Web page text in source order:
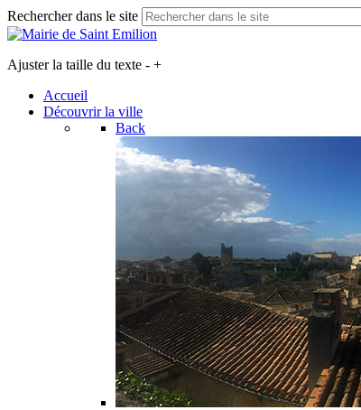
Rechercher dans le site
Ajuster la taille du texte - +
Accueil
Découvrir la ville
Back